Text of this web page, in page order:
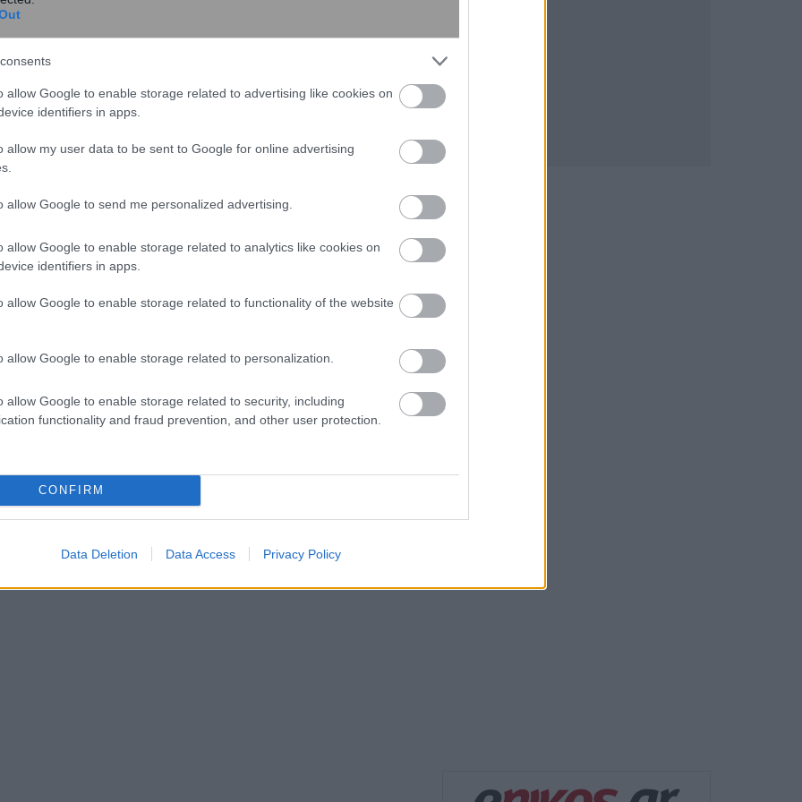
allow Google to enable storage related to advertising like cookies on
identifiers in apps.
allow my user data to be sent to Google for online advertising
allow Google to send me personalized advertising.
allow Google to enable storage related to analytics like cookies on
identifiers in apps.
allow Google to enable storage related to functionality of the website
allow Google to enable storage related to personalization.
allow Google to enable storage related to security, including
functionality and fraud prevention, and other user protection.
CONFIRM
Data Deletion Data Access Privacy Policy
Θεσσαλονίκη μετά επιστροφής θα κοστίσει σε
κοστίζει 116,4 ευρώ.
το νησί και αποφάσισαν να μην πάρουν
των ακτοπλοϊκών, η τιμή της βενζίνης είναι
νησί.
μόνο για το αυτοκίνητο από Πειραιά- Πάρο